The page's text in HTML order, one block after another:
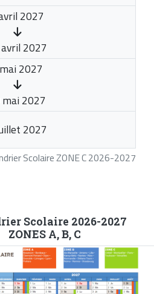
Scolaire ZONE C 2026-2027
2027
2027
2027
mai 2027
2027
Scolaire 2026-2027
ZONES A, B, C